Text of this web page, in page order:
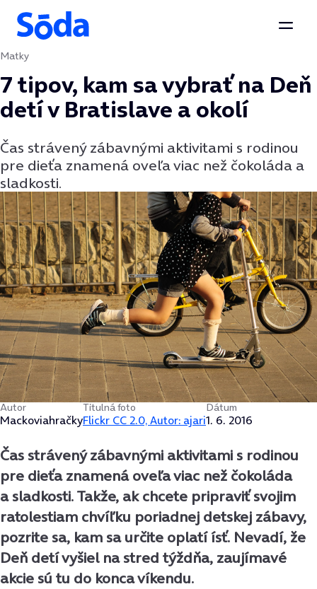
Preskočiť na obsah
Matky
7 tipov, kam sa vybrať na Deň
detí v Bratislave a okolí
Čas strávený zábavnými aktivitami s rodinou
pre dieťa znamená oveľa viac než čokoláda a
sladkosti.
Autor
Mackoviahračky
Titulná foto
Flickr CC 2.0, Autor: ajari
Dátum
1. 6. 2016
Čas strávený zábavnými aktivitami s rodinou
pre dieťa znamená oveľa viac než čokoláda
a sladkosti. Takže, ak chcete pripraviť svojim
ratolestiam chvíľku poriadnej detskej zábavy,
pozrite sa, kam sa určite oplatí ísť. Nevadí, že
Deň detí vyšiel na stred týždňa, zaujímavé
akcie sú tu do konca víkendu.